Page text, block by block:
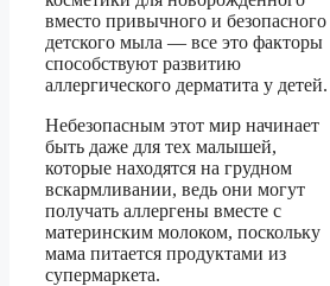
вместо привычного и безопасного
детского мыла — все это факторы
способствуют развитию
аллергического дерматита у детей.
Небезопасным этот мир начинает
быть даже для тех малышей,
которые находятся на грудном
вскармливании, ведь они могут
получать аллергены вместе с
материнским молоком, поскольку
мама питается продуктами из
супермаркета.